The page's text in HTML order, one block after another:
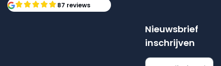
87 reviews
Nieuwsbrief
inschrijven